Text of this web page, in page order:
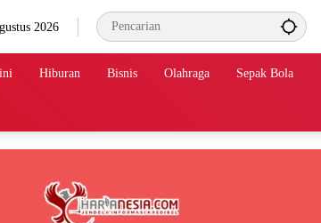
2026
Hiburan Bisnis Olahraga Sepak Bola